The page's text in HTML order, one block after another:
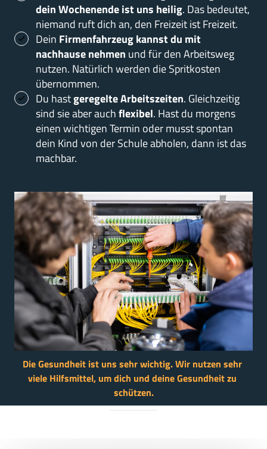
dein Wochenende ist uns heilig. Das bedeutet,
niemand ruft dich an, den Freizeit ist Freizeit.
Dein Firmenfahrzeug kannst du mit
nachhause nehmen und für den Arbeitsweg
nutzen. Natürlich werden die Spritkosten
übernommen.
Du hast geregelte Arbeitszeiten. Gleichzeitig
sind sie aber auch flexibel. Hast du morgens
einen wichtigen Termin oder musst spontan
dein Kind von der Schule abholen, dann ist das
machbar.
Die Gesundheit ist uns sehr wichtig. Wir nutzen
viele Hilfsmittel, um dich und deine Gesundheit
schützen.